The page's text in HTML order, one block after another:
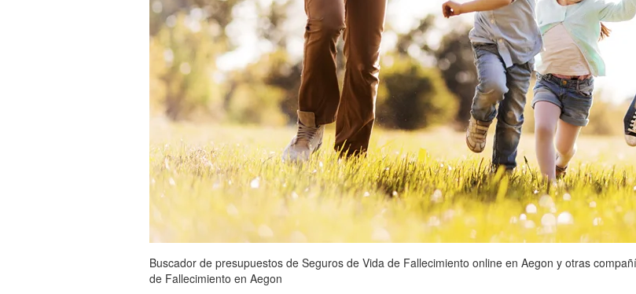
Buscador de presupuestos de Seguros de Vida de Fallecimiento online en Aegon y otras
de Fallecimiento en Aegon